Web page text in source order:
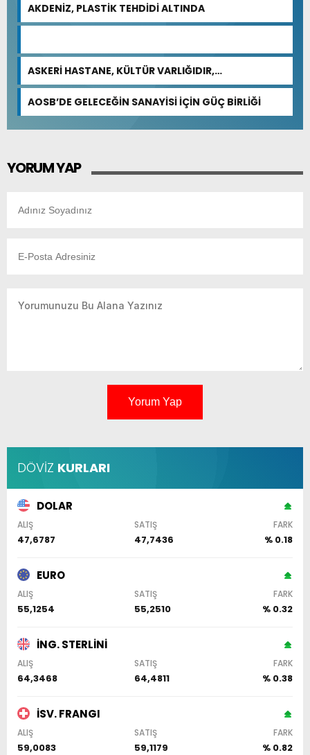
AKDENİZ, PLASTİK TEHDİDİ ALTINDA
ASKERİ HASTANE, KÜLTÜR VARLIĞIDIR,
ÖZELLEŞTİRİLEMEZ!
AOSB’DE GELECEĞİN SANAYİSİ İÇİN GÜÇ BİRLİĞİ
YORUM YAP
Yorum Yap
DÖVİZ KURLARI
DOLAR
ALIŞ SATIŞ FARK
47,6787 47,7436 % 0.18
EURO
ALIŞ SATIŞ FARK
55,1254 55,2510 % 0.32
İNG. STERLİNİ
ALIŞ SATIŞ FARK
64,3468 64,4811 % 0.38
İSV. FRANGI
ALIŞ SATIŞ FARK
59,0083 59,1179 % 0.82